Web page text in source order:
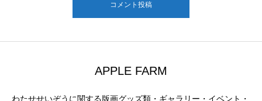
コメント投稿
APPLE FARM
わたせせいぞうに関する版画グッズ類・ギャラリー・イベント・